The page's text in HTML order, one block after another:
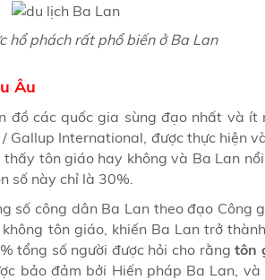
hổ phách rất phổ biến ở Ba Lan
Âu
đồ các quốc gia sùng đạo nhất và ít
Gallup International, được thực hiện
tôn giáo hay không và Ba Lan
số này chỉ là 30%.
số công dân Ba Lan theo đạo Công
tôn giáo, khiến Ba Lan trở
tổng số người được hỏi cho rằngtôn
bảo đảm bởi Hiến pháp Ba Lan,